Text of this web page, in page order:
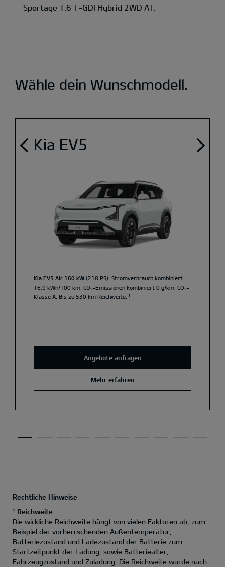
Sportage 1.6 T-GDI Hybrid 2WD AT.
Wähle dein Wunschmodell.
Kia EV5
Kia EV5 Air 160 kW (218 PS): Stromverbrauch kombiniert
16,9 kWh/100 km. CO₂-Emissionen kombiniert 0 g/km. CO₂-
Klasse A. Bis zu 530 km Reichweite. ¹
Angebote anfragen
Mehr erfahren
Rechtliche Hinweise
1 Reichweite
Die wirkliche Reichweite hängt von vielen Faktoren ab, zum
Beispiel der vorherrschenden Außentemperatur,
Batteriezustand und Ladezustand der Batterie zum
Startzeitpunkt der Ladung, sowie Batteriealter,
Fahrzeugzustand und Zuladung. Die Reichweite wurde nach